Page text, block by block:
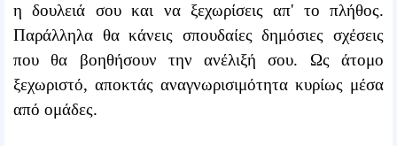
η δουλειά σου και να ξεχωρίσεις απ' το πλήθος.
Παράλληλα θα κάνεις σπουδαίες δημόσιες σχέσεις
που θα βοηθήσουν την ανέλιξή σου. Ως άτομο
ξεχωριστό, αποκτάς αναγνωρισιμότητα κυρίως μέσα
από ομάδες.